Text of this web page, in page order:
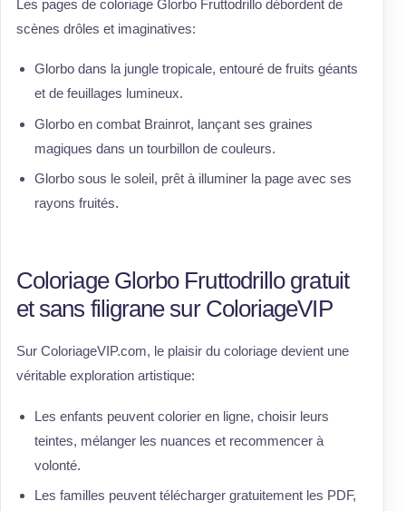
Les pages de coloriage Glorbo Fruttodrillo débordent de
scènes drôles et imaginatives:
Glorbo dans la jungle tropicale, entouré de fruits géants
et de feuillages lumineux.
Glorbo en combat Brainrot, lançant ses graines
magiques dans un tourbillon de couleurs.
Glorbo sous le soleil, prêt à illuminer la page avec ses
rayons fruités.
Coloriage Glorbo Fruttodrillo gratuit
et sans filigrane sur ColoriageVIP
Sur ColoriageVIP.com, le plaisir du coloriage devient une
véritable exploration artistique:
Les enfants peuvent colorier en ligne, choisir leurs
teintes, mélanger les nuances et recommencer à
volonté.
Les familles peuvent télécharger gratuitement les PDF,